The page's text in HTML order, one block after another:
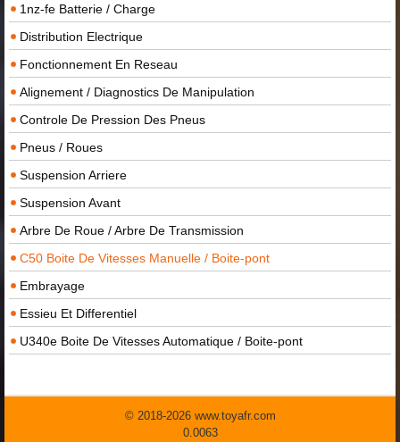
1nz-fe Batterie / Charge
Distribution Electrique
Fonctionnement En Reseau
Alignement / Diagnostics De Manipulation
Controle De Pression Des Pneus
Pneus / Roues
Suspension Arriere
Suspension Avant
Arbre De Roue / Arbre De Transmission
C50 Boite De Vitesses Manuelle / Boite-pont
Embrayage
Essieu Et Differentiel
U340e Boite De Vitesses Automatique / Boite-pont
© 2018-2026 www.toyafr.com
0.0063